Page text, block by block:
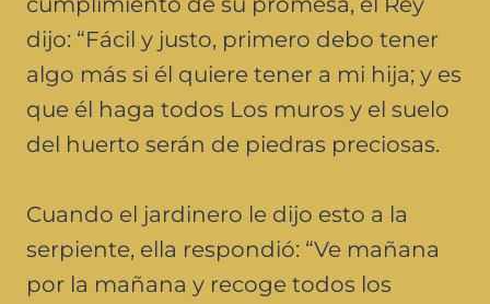
dijo: “Fácil y justo, primero debo tener
algo más si él quiere tener a mi hija; y es
que él haga todos Los muros y el suelo
del huerto serán de piedras preciosas.
Cuando el jardinero le dijo esto a la
serpiente, ella respondió: “Ve mañana
por la mañana y recoge todos los